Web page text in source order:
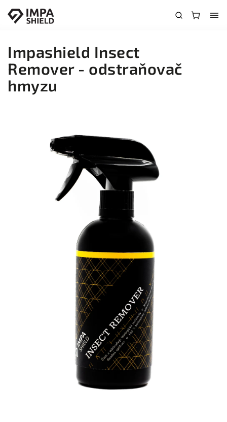
Impashield Insect
Remover - odstraňovač
hmyzu